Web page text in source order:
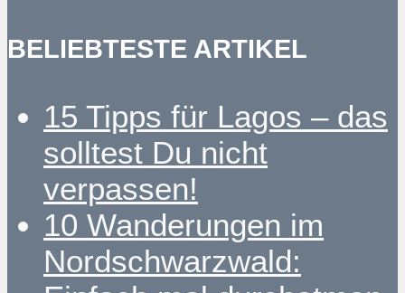
BELIEBTESTE ARTIKEL
15 Tipps für Lagos – das
solltest Du nicht
verpassen!
10 Wanderungen im
Nordschwarzwald: